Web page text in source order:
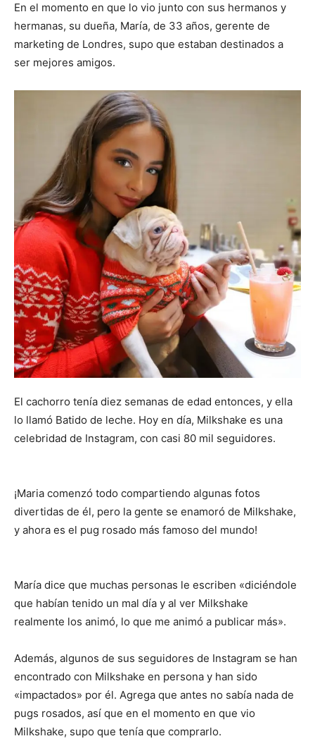
En el momento en que lo vio junto con sus hermanos y
hermanas, su dueña, María, de 33 años, gerente de
marketing de Londres, supo que estaban destinados a
ser mejores amigos.
El cachorro tenía diez semanas de edad entonces, y ella
lo llamó Batido de leche. Hoy en día, Milkshake es una
celebridad de Instagram, con casi 80 mil seguidores.
¡Maria comenzó todo compartiendo algunas fotos
divertidas de él, pero la gente se enamoró de Milkshake,
y ahora es el pug rosado más famoso del mundo!
María dice que muchas personas le escriben «diciéndole
que habían tenido un mal día y al ver Milkshake
realmente los animó, lo que me animó a publicar más».
Además, algunos de sus seguidores de Instagram se han
encontrado con Milkshake en persona y han sido
«impactados» por él. Agrega que antes no sabía nada de
pugs rosados, así que en el momento en que vio
Milkshake, supo que tenía que comprarlo.